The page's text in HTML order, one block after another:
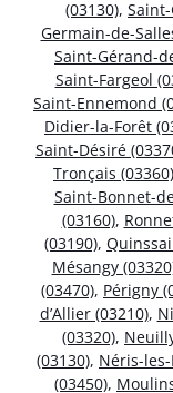
(03130),
Germain-de-
Saint-Gérand-
Saint-Fargeol
Saint-Ennemond
Didier-la-Forêt
Saint-Désiré
Tronçais (03360)
Saint-Bonnet-
(03160),
(03190),
Mésangy
(03470), Périgny
d’Allier (03210),
(03320),
(03130), Néris-
(03450),